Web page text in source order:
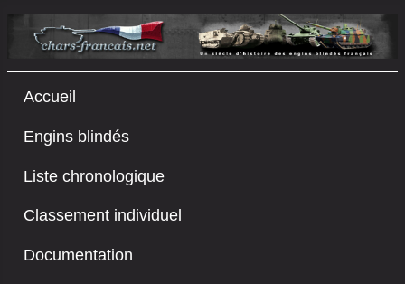
Accueil
Engins blindés
Liste chronologique
Classement individuel
Documentation